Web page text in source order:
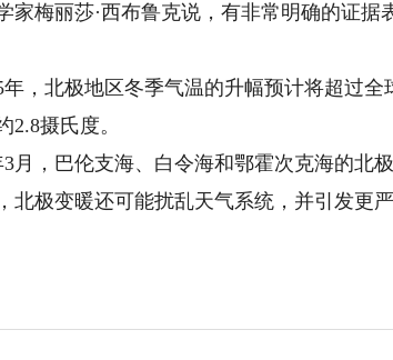
梅丽莎·西布鲁克说，有非常明确的证据
北极地区冬季气温的升幅预计将超过全
2.8摄氏度。
，巴伦支海、白令海和鄂霍次克海的北极
极变暖还可能扰乱天气系统，并引发更